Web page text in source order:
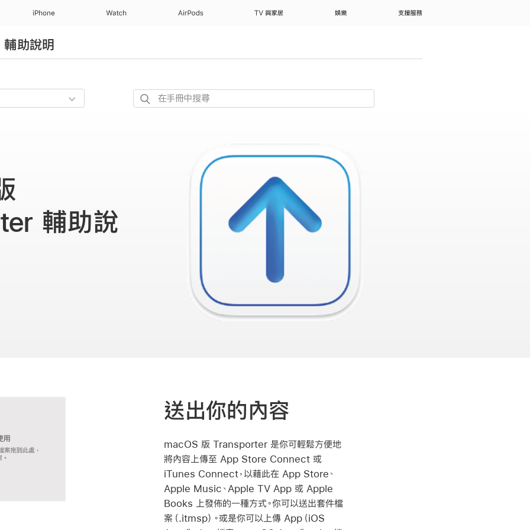
iPhone Watch AirPods TV 與家居 娛樂 支援服務
助說明
在
輔助說
送出你的內容
macOS 版 Transporter 是你可輕鬆方便地
將內容上傳至 App Store Connect 或
iTunes Connect，以藉此在 App Store、
Apple Music、Apple TV App 或 Apple
Books 上發佈的一種方式。你可以送出套件檔
案（.itmsp）。或是你可以上傳 App（iOS